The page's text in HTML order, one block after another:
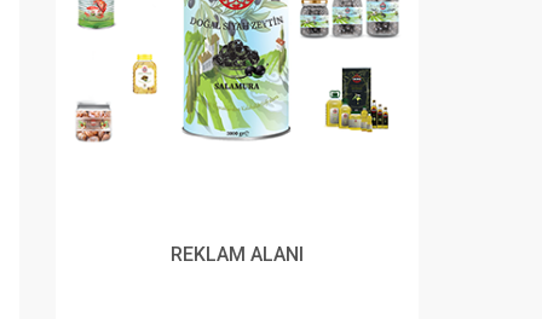
REKLAM ALANI